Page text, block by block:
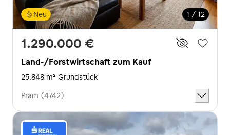
1 / 12
Neu
1.290.000 €
Land-/Forstwirtschaft zum Kauf
25.848 m² Grundstück
Pram (4742)